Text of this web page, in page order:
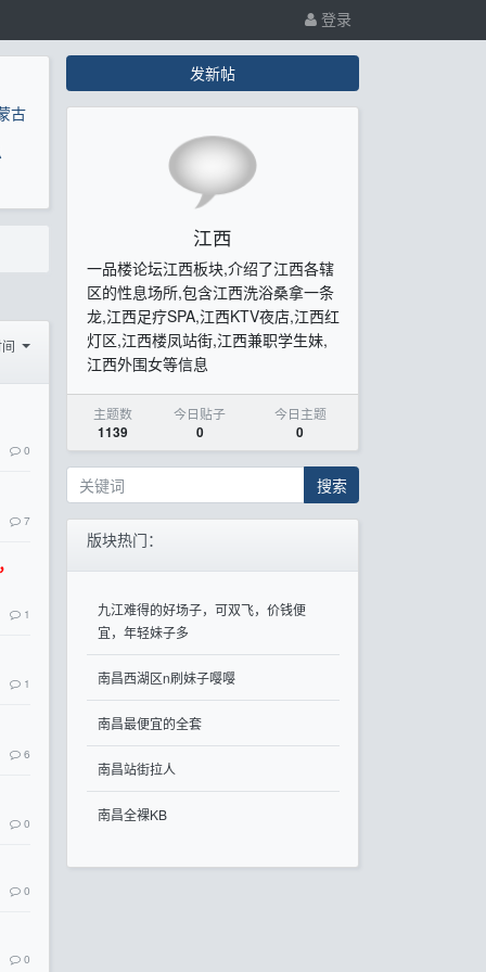
登录
古
0
7
1
1
6
0
0
0
发新帖
江西
一品楼论坛江西板块,介绍了江西各辖
区的性息场所,包含江西洗浴桑拿一条
龙,江西足疗SPA,江西KTV夜店,江西红
灯区,江西楼凤站街,江西兼职学生妹,
江西外围女等信息
主题数
1139
今日贴子
0
今日主题
0
搜索
版块热门：
九江难得的好场子，可双飞，价钱便
宜，年轻妹子多
南昌西湖区n刷妹子嘤嘤
南昌最便宜的全套
南昌站街拉人
南昌全裸KB